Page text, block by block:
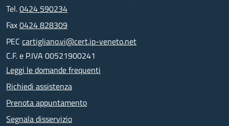
Tel.0424 590234
Fax0424 828309
PEC cartigliano.vi@cert.ip-veneto.net
C.F. e P.IVA 00521900241
Leggi le domande frequenti
Richiedi assistenza
Prenota appuntamento
Segnala disservizio